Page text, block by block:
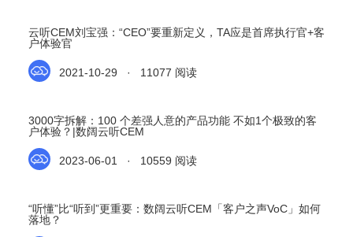
云听CEM刘宝强：“CEO”要重新定义，TA应是首席执行官+客
户体验官
2021-10-29 · 11077 阅读
3000字拆解：100 个差强人意的产品功能 不如1个极致的客
户体验？|数阔云听CEM
2023-06-01 · 10559 阅读
“听懂”比“听到”更重要：数阔云听CEM「客户之声VoC」如何
落地？